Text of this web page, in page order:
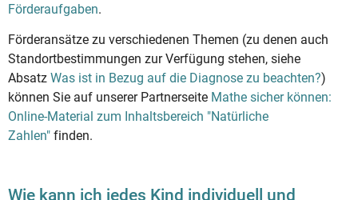
Förderaufgaben.
Förderansätze zu verschiedenen Themen (zu denen auch
Standortbestimmungen zur Verfügung stehen, siehe
Absatz Was ist in Bezug auf die Diagnose zu beachten?)
können Sie auf unserer Partnerseite Mathe sicher können:
Online-Material zum Inhaltsbereich "Natürliche
Zahlen" finden.
Wie kann ich jedes Kind individuell und